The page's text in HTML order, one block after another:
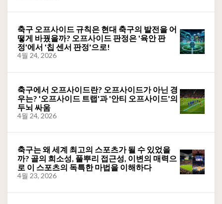
축구 오프사이드 규칙은 현대 축구의 발전을 어
떻게 바꿨을까? 오프사이드 판정은 '육안 판
정'에서 '칩 센서 판정'으로!
4월 24, 2026
축구에서 오프사이드란? 오프사이드가 아닌 경
우는? '오프사이드 트랩'과 '안티 오프사이드'의
두뇌 싸움
4월 24, 2026
축구는 왜 세계 최고의 스포츠가 될 수 있었을
까? 골의 희소성, 풀뿌리 접근성, 이변의 매력으
로 이 스포츠의 독특한 마법을 이해하다
4월 23, 2026